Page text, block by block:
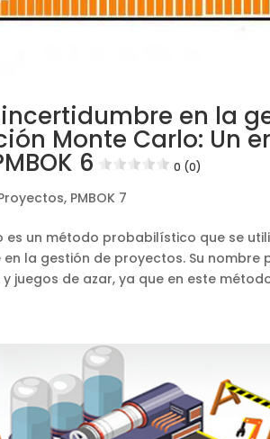
en la
Monte Carlo: Un
6 0 (0)
, PMBOK 7
es un método probabilístico que se
la gestión de proyectos. Su nombre
juegos de azar, ya que en este